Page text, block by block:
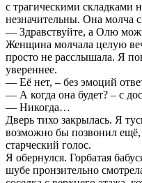
с трагическими складками
незначительны. Она молча
— Здравствуйте, а Олю
Женщина молчала целую
просто не расслышала. Я
увереннее.
— Её нет, – без эмоций
— А когда она будет? – с
— Никогда…
Дверь тихо закрылась. Я
возможно бы позвонил
старческий голос.
Я обернулся. Горбатая
шубе пронзительно